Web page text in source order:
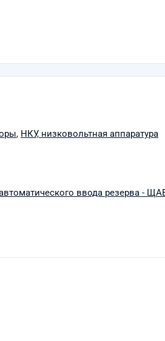
, НКУ, низковольтная аппаратура
ввода резерва -